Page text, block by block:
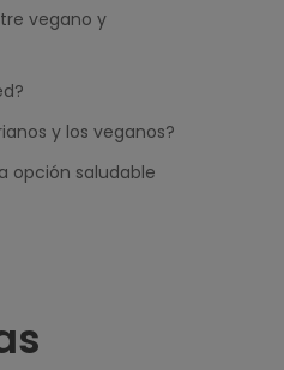
vegano y
y los veganos?
opción saludable